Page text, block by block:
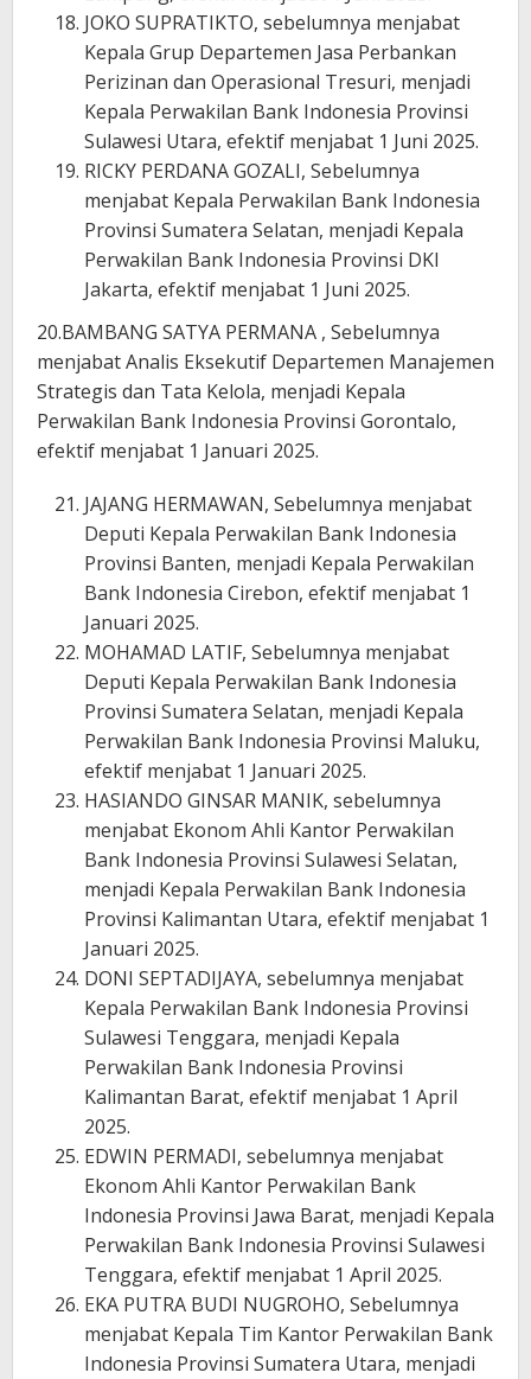
JOKO SUPRATIKTO, sebelumnya menjabat
Kepala Grup Departemen Jasa Perbankan
Perizinan dan Operasional Tresuri, menjadi
Kepala Perwakilan Bank Indonesia Provinsi
Sulawesi Utara, efektif menjabat 1 Juni 2025.
RICKY PERDANA GOZALI, Sebelumnya
menjabat Kepala Perwakilan Bank Indonesia
Provinsi Sumatera Selatan, menjadi Kepala
Perwakilan Bank Indonesia Provinsi DKI
Jakarta, efektif menjabat 1 Juni 2025.
20.BAMBANG SATYA PERMANA , Sebelumnya
menjabat Analis Eksekutif Departemen Manajemen
Strategis dan Tata Kelola, menjadi Kepala
Perwakilan Bank Indonesia Provinsi Gorontalo,
efektif menjabat 1 Januari 2025.
JAJANG HERMAWAN, Sebelumnya menjabat
Deputi Kepala Perwakilan Bank Indonesia
Provinsi Banten, menjadi Kepala Perwakilan
Bank Indonesia Cirebon, efektif menjabat 1
Januari 2025.
MOHAMAD LATIF, Sebelumnya menjabat
Deputi Kepala Perwakilan Bank Indonesia
Provinsi Sumatera Selatan, menjadi Kepala
Perwakilan Bank Indonesia Provinsi Maluku,
efektif menjabat 1 Januari 2025.
HASIANDO GINSAR MANIK, sebelumnya
menjabat Ekonom Ahli Kantor Perwakilan
Bank Indonesia Provinsi Sulawesi Selatan,
menjadi Kepala Perwakilan Bank Indonesia
Provinsi Kalimantan Utara, efektif menjabat 1
Januari 2025.
DONI SEPTADIJAYA, sebelumnya menjabat
Kepala Perwakilan Bank Indonesia Provinsi
Sulawesi Tenggara, menjadi Kepala
Perwakilan Bank Indonesia Provinsi
Kalimantan Barat, efektif menjabat 1 April
2025.
EDWIN PERMADI, sebelumnya menjabat
Ekonom Ahli Kantor Perwakilan Bank
Indonesia Provinsi Jawa Barat, menjadi Kepala
Perwakilan Bank Indonesia Provinsi Sulawesi
Tenggara, efektif menjabat 1 April 2025.
EKA PUTRA BUDI NUGROHO, Sebelumnya
menjabat Kepala Tim Kantor Perwakilan Bank
Indonesia Provinsi Sumatera Utara, menjadi